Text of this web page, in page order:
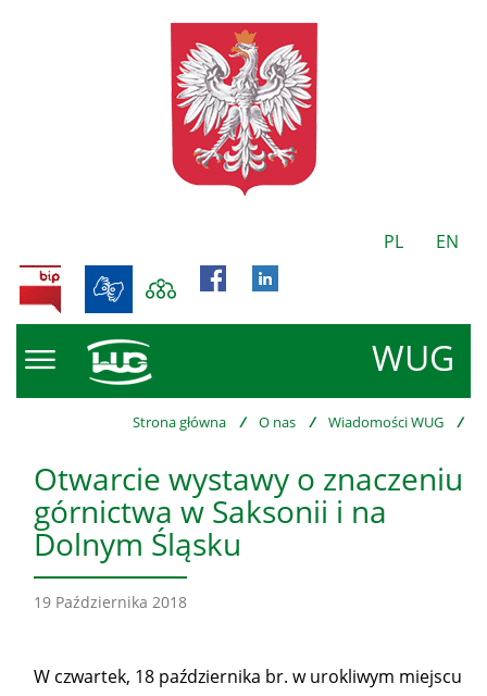
PL EN
WUG
BIP
Strona główna / O nas / Wiadomości WUG /
Otwarcie wystawy o znaczeniu
górnictwa w Saksonii i na
Dolnym Śląsku
19 Października 2018
W czwartek, 18 października br. w urokliwym miejscu